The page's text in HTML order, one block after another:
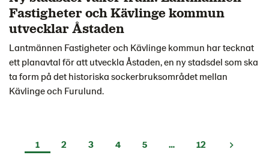
Fastigheter och Kävlinge kommun
utvecklar Åstaden
Lantmännen Fastigheter och Kävlinge kommun har tecknat
ett planavtal för att utveckla Åstaden, en ny stadsdel som ska
ta form på det historiska sockerbruksområdet mellan
Kävlinge och Furulund.
1 2 3 4 5 … 12